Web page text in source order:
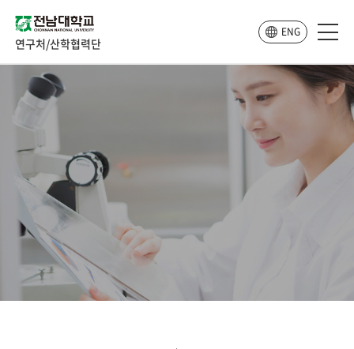
연구처/산학협력단
ENG